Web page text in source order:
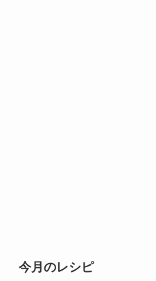
今月のレシピ